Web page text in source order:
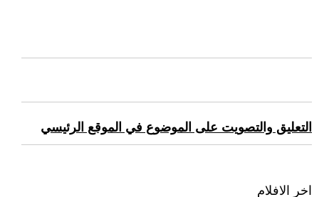
التعليق والتصويت على الموضوع في الموقع الرئيسي
اخر الافلام